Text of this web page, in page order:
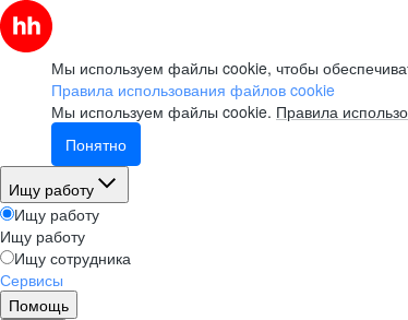
Мы используем файлы cookie, чтобы
Правила использования файлов cookie
Мы используем файлы cookie. Правила
Понятно
Ищу работу
Ищу работу
Ищу работу
Ищу сотрудника
Сервисы
Помощь